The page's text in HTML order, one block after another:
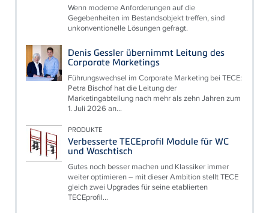
Wenn moderne Anforderungen auf die
Gegebenheiten im Bestandsobjekt treffen, sind
unkonventionelle Lösungen gefragt.
Denis Gessler übernimmt Leitung des
Corporate Marketings
Führungswechsel im Corporate Marketing bei TECE:
Petra Bischof hat die Leitung der
Marketingabteilung nach mehr als zehn Jahren zum
1. Juli 2026 an...
PRODUKTE
Verbesserte TECEprofil Module für WC
und Waschtisch
Gutes noch besser machen und Klassiker immer
weiter optimieren – mit dieser Ambition stellt TECE
gleich zwei Upgrades für seine etablierten
TECEprofil...